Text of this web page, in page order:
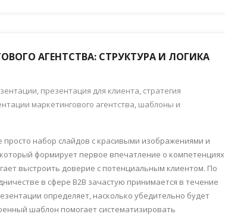
АГЕНТСТВА: СТРУКТУРА И ЛОГИКА
, презентация для клиента, стратегия
маркетингового агентства, шаблоны и
набор слайдов с красивыми изображениями и
формирует первое впечатление о компетенциях
выстроить доверие с потенциальным клиентом. По
в сфере B2B зачастую принимается в течение
определяет, насколько убедительно будет
шаблон помогает систематизировать